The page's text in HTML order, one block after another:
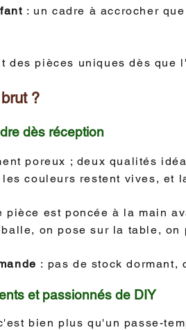
: un cadre à accrocher
des pièces uniques dès que
?
dès réception
poreux ; deux qualités
couleurs restent vives, et
est poncée à la main
on pose sur la table, on
: pas de stock dormant,
et passionnés de DIY
bien plus qu'un passe-